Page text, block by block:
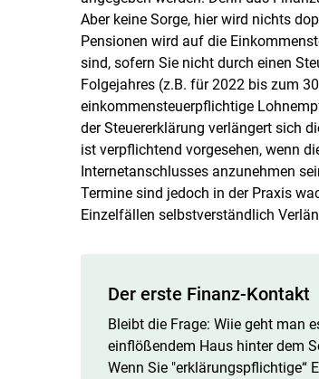
Aber keine Sorge, hier wird nichts
Pensionen wird auf die
sind, sofern Sie nicht durch einen
Folgejahres (z.B. für 2022 bis zum
einkommensteuerpflichtige
der Steuererklärung verlängert sich
ist verpflichtend vorgesehen, wenn
Internetanschlusses anzunehmen
Termine sind jedoch in der Praxis
Einzelfällen selbstverständlich
Der erste Finanz-Kontakt
Bleibt die Frage: Wiie geht man
einflößendem Haus hinter dem
Wenn Sie "erklärungspflichtige“